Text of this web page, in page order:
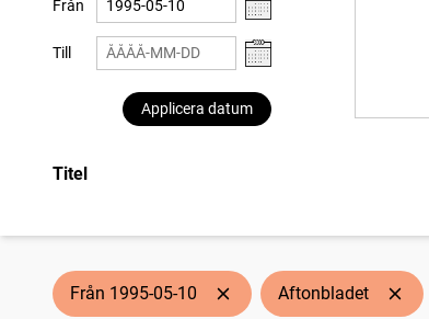
Från
Till
Applicera datum
Titel
Från 1995-05-10 Aftonbladet